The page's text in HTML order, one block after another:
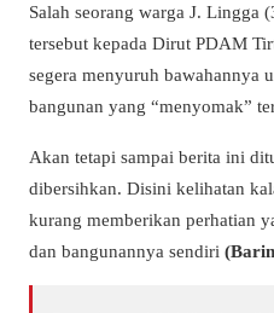
Salah seorang warga J. Lingga
tersebut kepada Dirut PDAM
segera menyuruh bawahannya
bangunan yang “menyomak”
Akan tetapi sampai berita ini
dibersihkan. Disini kelihatan
kurang memberikan perhatian
dan bangunannya sendiri